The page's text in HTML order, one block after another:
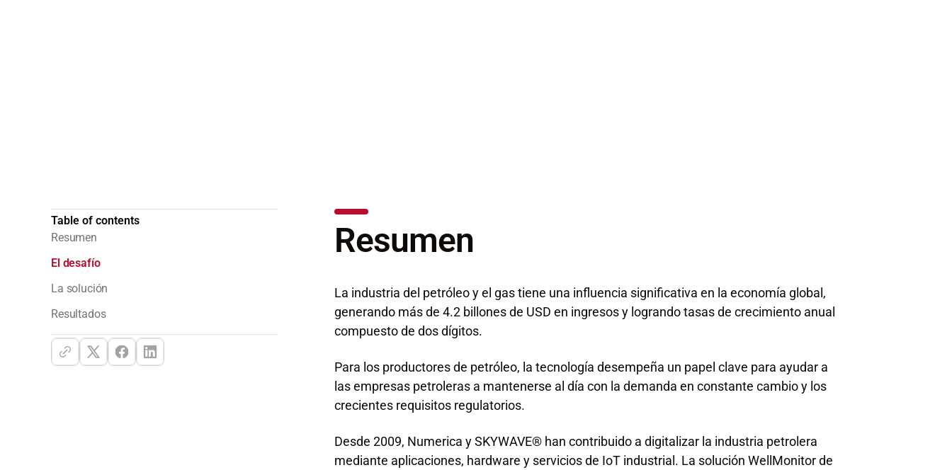
Table of contents
Resumen
El desafío
La solución
Resultados
Resumen
La industria del petróleo y el gas tiene una influencia significativa en la economía global,
generando más de 4.2 billones de USD en ingresos y logrando tasas de crecimiento anual
compuesto de dos dígitos.
Para los productores de petróleo, la tecnología desempeña un papel clave para ayudar a
las empresas petroleras a mantenerse al día con la demanda en constante cambio y los
crecientes requisitos regulatorios.
Desde 2009, Numerica y SKYWAVE® han contribuido a digitalizar la industria petrolera
mediante aplicaciones, hardware y servicios de IoT industrial. La solución WellMonitor de